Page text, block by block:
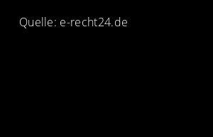
Quelle: e-recht24.de